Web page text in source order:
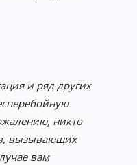
и ряд других
никто
вызывающих
вам